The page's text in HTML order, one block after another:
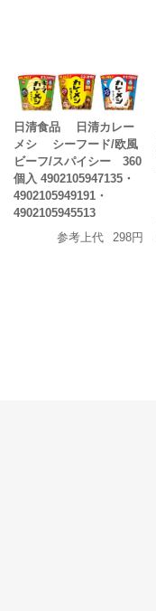
日清食品 日清カレー
メシ シーフード/欧風
ビーフ/スパイシー 360
個入 4902105947135・
4902105949191・
4902105945513
参考上代
298円